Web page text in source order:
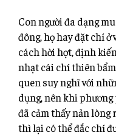
Con người đa dạng
đông, họ hay đặt chí
cách hời hợt, định
nhạt cái chí thiên
quen suy nghĩ với
dụng, nên khi
đã cảm thấy nản lòng
thì lại có thể đắc chí